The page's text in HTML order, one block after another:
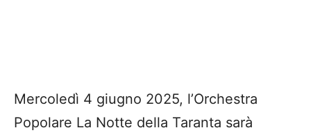
Mercoledì 4 giugno 2025, l’Orchestra
Popolare La Notte della Taranta sarà